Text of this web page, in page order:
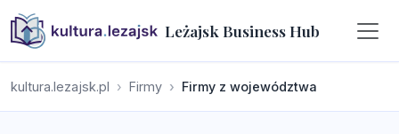
Leżajsk Business Hub
kultura.lezajsk.pl Firmy Firmy z województwa